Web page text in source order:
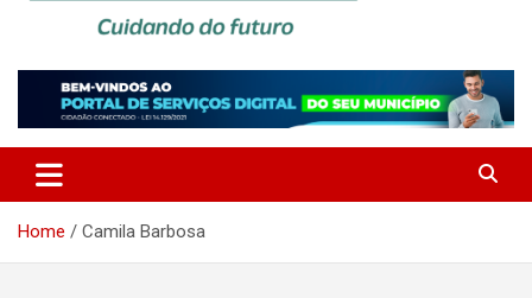
PREFEITURA DE LAGOA DO
PIAUÍ
Home Camila Barbosa